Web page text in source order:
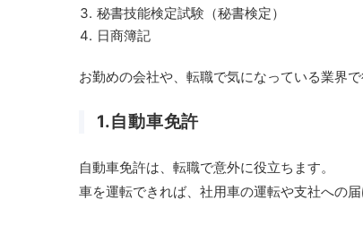
秘書技能検定試験（秘書検定）
日商簿記
お勤めの会社や、転職で気になっている業界
1.自動車免許
自動車免許は、転職で意外に役立ちます。
車を運転できれば、社用車の運転や支社への